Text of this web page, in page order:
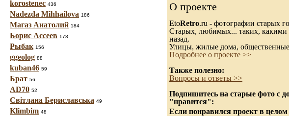
korostenec 436
Nadezda Mihhailova 186
Магаз Анатолий 184
Борис Ассеев 178
Рыбак 156
ggeolog 88
kuban46 59
Брат 56
AD70 52
Світлана Бериславська 49
Klimbim 48
О проекте
EtoRetro.ru - фотографии старых
Старых, любимых... таких, какими
назад.
Улицы, жилые дома,
Подробнее о проекте >>
Также полезно:
Вопросы и ответы >>
Подпишитесь на старые фото с
"нравится":
Если понравился проект в